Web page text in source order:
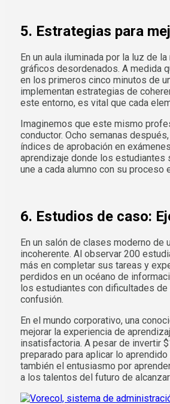
5. Estrategias para
En un aula iluminada por la luz de
gráficos desordenados. A medida
en los primeros cinco minutos de
implementan estrategias de
este entorno, es vital que cada
Imaginemos que este mismo
conductor. Ocho semanas
índices de aprobación en
aprendizaje donde los estudiantes
une a cada alumno con su
6. Estudios de caso:
En un salón de clases moderno
incoherente. Al observar 200
más en completar sus tareas y
perdidos en un océano de
los estudiantes con dificultades de
confusión.
En el mundo corporativo, una
mejorar la experiencia de
insatisfactoria. A pesar de invertir
preparado para aplicar lo
también el entusiasmo por
a los talentos del futuro de